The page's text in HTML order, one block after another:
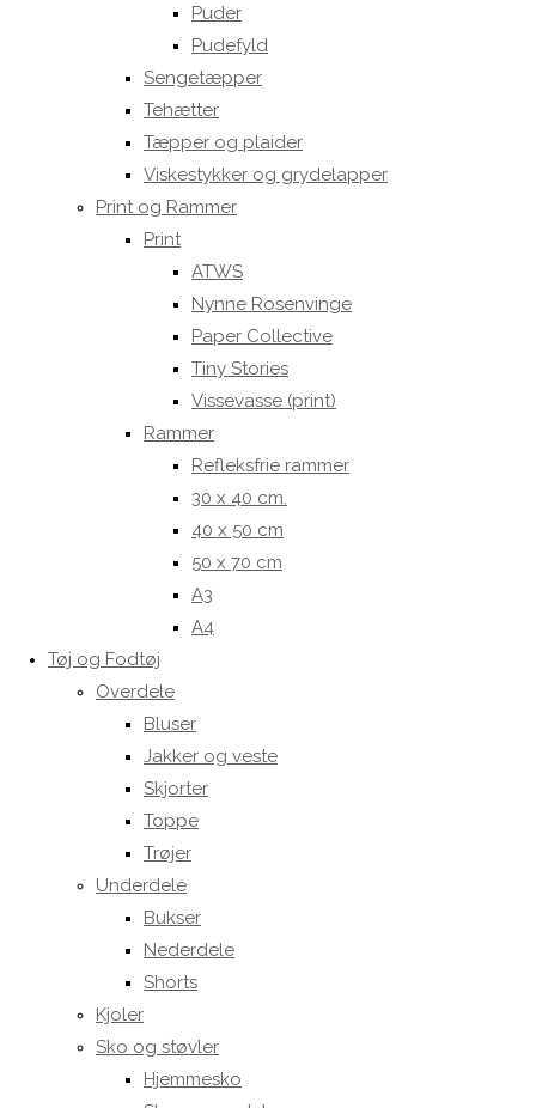
Puder
Pudefyld
Sengetæpper
Tehætter
Tæpper og plaider
Viskestykker og grydelapper
Print og Rammer
Print
ATWS
Nynne Rosenvinge
Paper Collective
Tiny Stories
Vissevasse (print)
Rammer
Refleksfrie rammer
30 x 40 cm.
40 x 50 cm
50 x 70 cm
A3
A4
Tøj og Fodtøj
Overdele
Bluser
Jakker og veste
Skjorter
Toppe
Trøjer
Underdele
Bukser
Nederdele
Shorts
Kjoler
Sko og støvler
Hjemmesko